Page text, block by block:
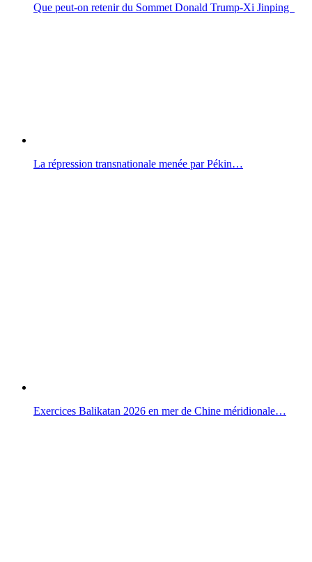
Que peut-on retenir du Sommet Donald Trump-Xi Jinping
La répression transnationale menée par Pékin…
Exercices Balikatan 2026 en mer de Chine méridionale…